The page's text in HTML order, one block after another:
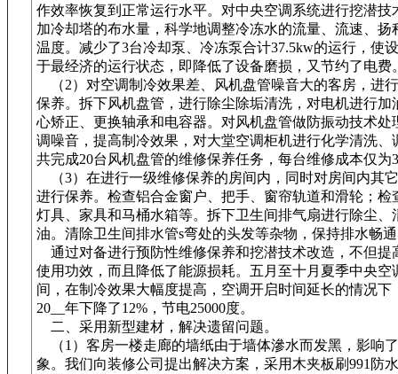
作效率恢复到正常运行水平。对中央空调系统进行挖潜技
加冷却塔的布水量，科学地调整冷冻水的流量、流速、扬
温度。减少了3台冷却泵、冷冻泵合计37.5kw的运行，使
于最经济的运行状态，即降低了设备磨损，又节约了电费
（2）对空调制冷效果差、风机盘管噪音大的客房，进
保养。拆下风机盘管，进行除尘除垢清洗，对电机进行加
心矫正、更换轴承和电容器。对风机盘管做防振动技术处
调噪音，提高制冷效果，对大堂空调柜机进行化学清洗、
共完成20台风机盘管的维修保养任务，每台维修成本仅为
（3）在进行一级维修保养的房间内，同时对房间内其
进行保养。检查铝合金窗户、把手、窗帘轨道和滑轮；检
灯具、家具和马桶水箱等。拆下卫生间排气扇进行除尘、
油。清除卫生间排水管s弯处的头发等杂物，保持排水畅
通过对备进行预防性维修保养和挖潜技术改造，不但提
使用功效，而且降低了能源损耗。五月至十月夏季中央空
间，在制冷效果大幅度提高，空调开启时间延长的情况下
20__年下降了12%，节电25000度。
二、采用新型建材，解决遗留问题。
（1）客房一楼走廊的墙纸由于墙体滲水而发黑，影响
象。我们向装修公司提出解决方案，采用木夹板刷991防